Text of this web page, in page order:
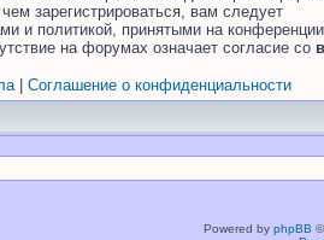
зарегистрироваться, вам следует
и политикой, принятыми на
на форумах означает согласие со
| Соглашение о конфиденциальности
Powered by phpBB